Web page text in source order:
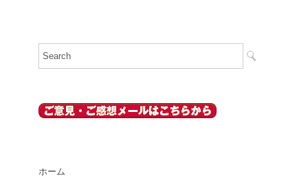
ホーム